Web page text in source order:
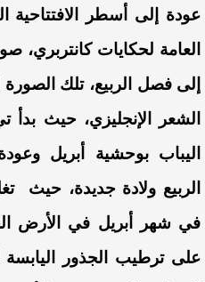
عودة إلى أسطر الافتتاحية
العامة لحكاياتكانتربري،
إلى فصل الربيع،تلك الصورة
الشعر
الإنجليزي،حيث بدأ
اليباب بوحشية أبريل
الربيع ولادة جديدة،حيث
في شهر أبريل في الأرض
على ترطيب الجذور اليابسة